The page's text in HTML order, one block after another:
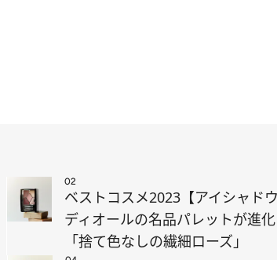
02
ベストコスメ2023【アイシャドウ
ディオールの名品パレットが進化
「捨て色なしの繊細ローズ」